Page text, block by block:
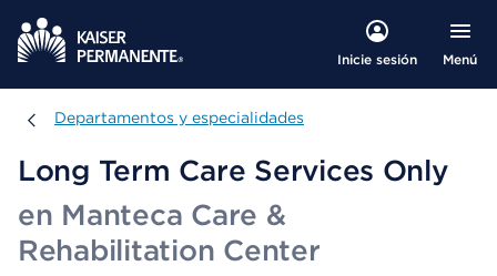
Inicie sesión Menú
Departamentos y especialidades
Departamentos y especialidades
Long Term Care Services Only
en Manteca Care &
Rehabilitation Center